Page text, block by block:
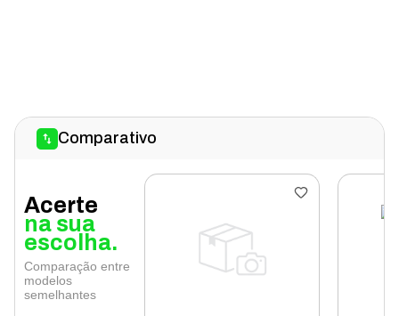
Comparativo
Acerte
na sua
escolha.
Comparação entre
modelos
semelhantes